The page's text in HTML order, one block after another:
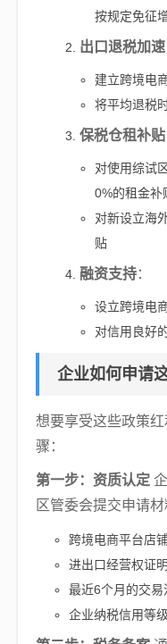
按规定免征
出口退税加速
建立跨境电
将平均退税
保税仓租补贴
对使用综试
0%的租金补
对新设立海
贴
融资支持：
设立跨境电
对信用良好
企业如何申请
想要享受这些政策
骤：
第一步：资质认定
区管委会提交申请材
跨境电商平台店
进出口经营权证明
最近6个月的交易
企业纳税信用等